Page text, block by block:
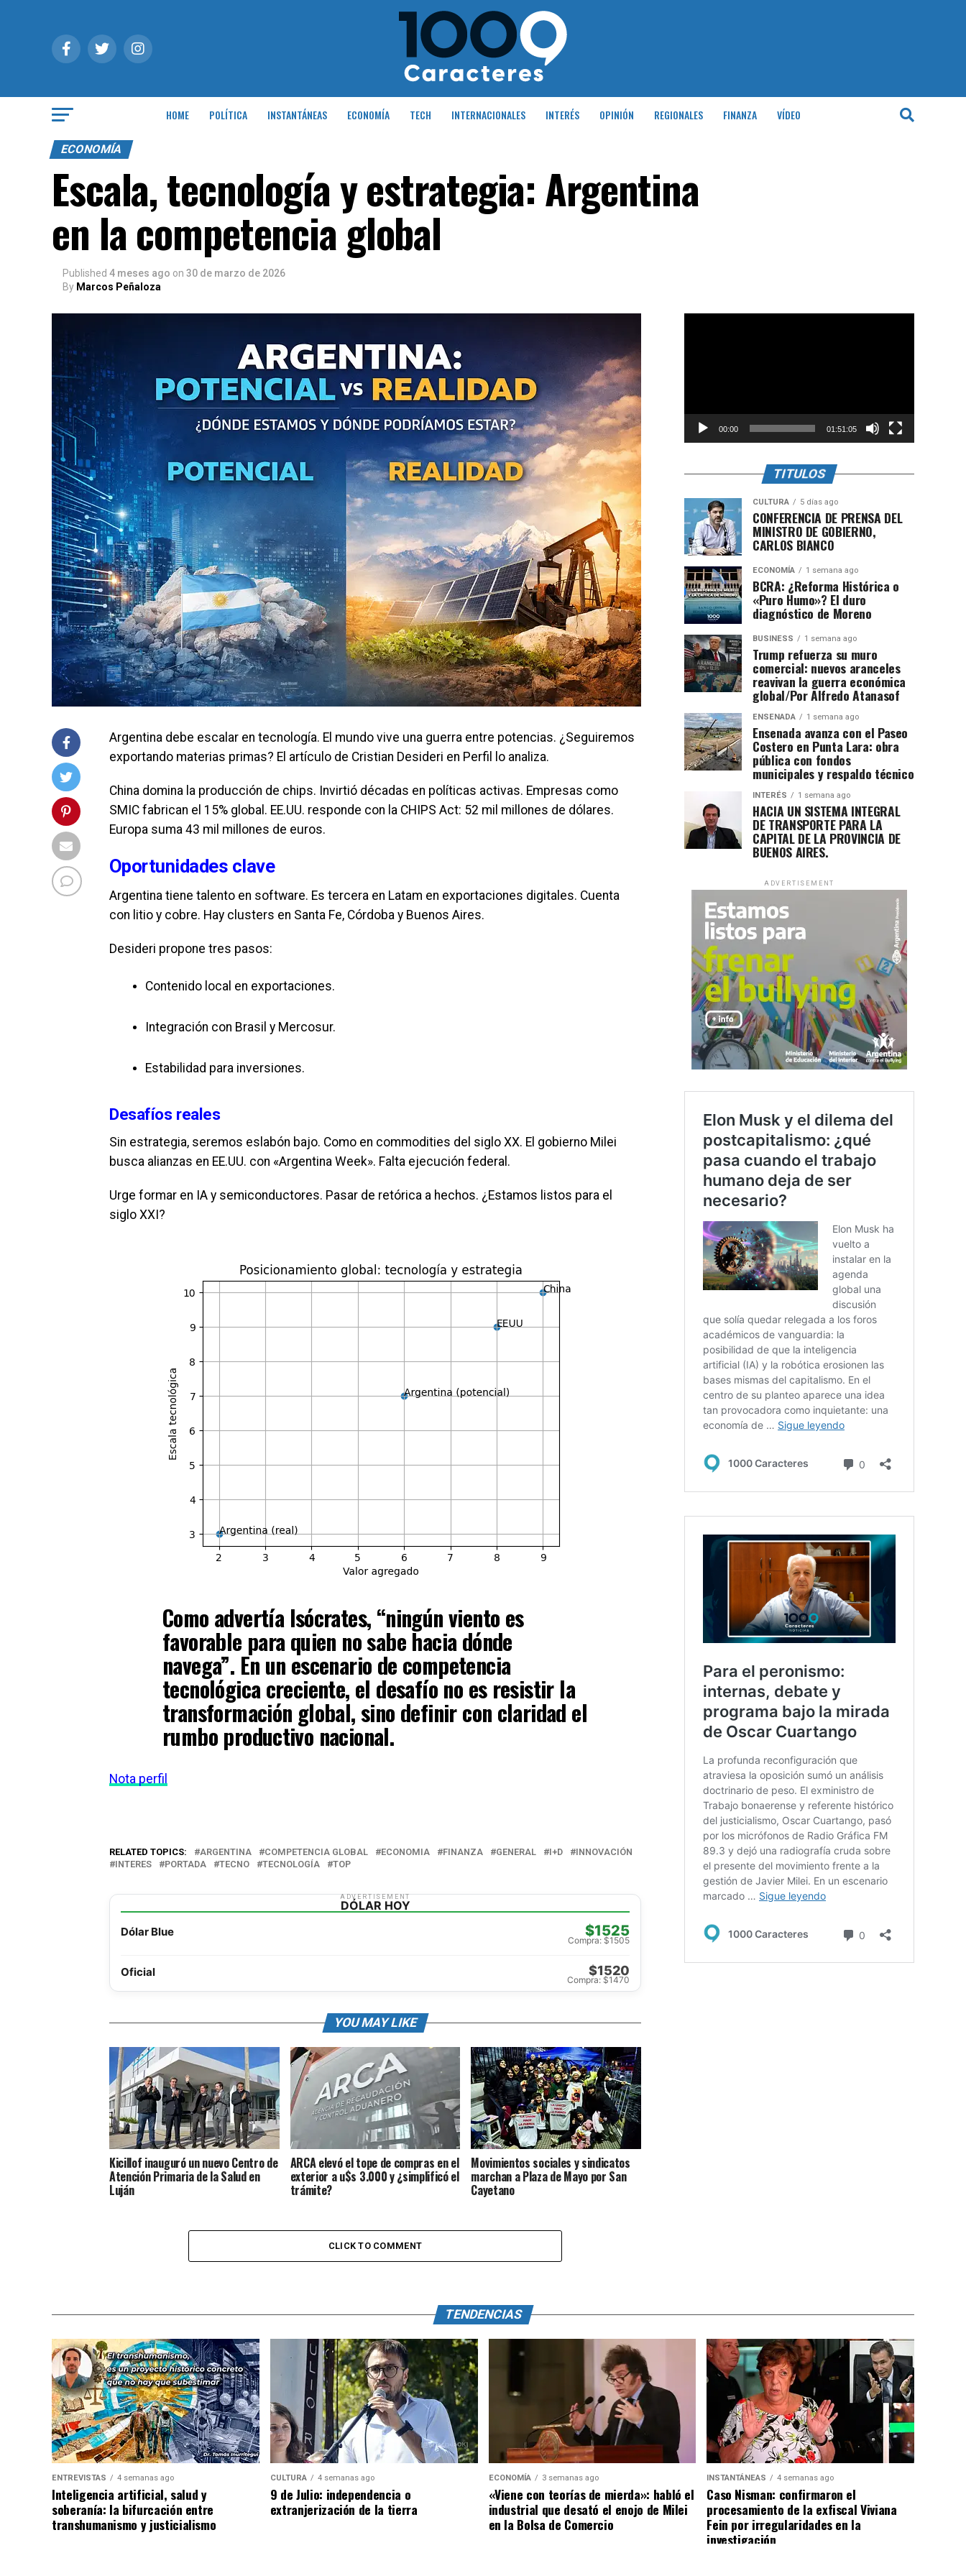
HOME POLÍTICA INSTANTÁNEAS ECONOMÍA TECH INTERNACIONALES INTERÉS OPINIÓN REGIONALES FINANZA VÍDEO
ECONOMÍA
Escala, tecnología y estrategia: Argentina
en la competencia global
Published 4 meses ago on 30 de marzo de 2026
By Marcos Peñaloza
Argentina debe escalar en tecnología. El mundo vive una guerra entre potencias. ¿Seguiremos
exportando materias primas? El artículo de Cristian Desideri en Perfil lo analiza.
China domina la producción de chips. Invirtió décadas en políticas activas. Empresas como
SMIC fabrican el 15% global. EE.UU. responde con la CHIPS Act: 52 mil millones de dólares.
Europa suma 43 mil millones de euros.
Oportunidades clave
Argentina tiene talento en software. Es tercera en Latam en exportaciones digitales. Cuenta
con litio y cobre. Hay clusters en Santa Fe, Córdoba y Buenos Aires.
Desideri propone tres pasos:
Contenido local en exportaciones.
Integración con Brasil y Mercosur.
Estabilidad para inversiones.
Desafíos reales
Sin estrategia, seremos eslabón bajo. Como en commodities del siglo XX. El gobierno Milei
busca alianzas en EE.UU. con «Argentina Week». Falta ejecución federal.
Urge formar en IA y semiconductores. Pasar de retórica a hechos. ¿Estamos listos para el
siglo XXI?
Como advertía Isócrates, “ningún viento es
favorable para quien no sabe hacia dónde
navega”. En un escenario de competencia
tecnológica creciente, el desafío no es resistir la
transformación global, sino definir con claridad el
rumbo productivo nacional.
Nota perfil
RELATED TOPICS: ARGENTINA COMPETENCIA GLOBAL ECONOMIA FINANZA GENERAL I+D
INNOVACIÓN
INTERES
PORTADA TECNO TECNOLOGÍA TOP
ADVERTISEMENT
DÓLAR HOY
Dólar Blue $1525
Compra: $1505
Oficial $1520
Compra: $1470
YOU MAY LIKE
Kicillof inauguró un nuevo Centro de
Atención Primaria de la Salud en
Luján
ARCA elevó el tope de compras en el
exterior a u$s 3.000 y ¿simplificó el
trámite?
Movimientos sociales y sindicatos
marchan a Plaza de Mayo por San
Cayetano
CLICK TO COMMENT
Reproductor
00:00 01:51:05
TITULOS
CULTURA 5 días ago
CONFERENCIA DE PRENSA DEL
MINISTRO DE GOBIERNO,
CARLOS BIANCO
ECONOMÍA 1 semana ago
BCRA: ¿Reforma Histórica o
«Puro Humo»? El duro
diagnóstico de Moreno
BUSINESS 1 semana ago
Trump refuerza su muro
comercial: nuevos aranceles
reavivan la guerra económica
global/Por Alfredo Atanasof
ENSENADA 1 semana ago
Ensenada avanza con el Paseo
Costero en Punta Lara: obra
pública con fondos
municipales y respaldo técnico
INTERÉS 1 semana ago
HACIA UN SISTEMA INTEGRAL
DE TRANSPORTE PARA LA
CAPITAL DE LA PROVINCIA DE
BUENOS AIRES.
ADVERTISEMENT
TENDENCIAS
ENTREVISTAS 4 semanas ago
Inteligencia artificial, salud y
soberanía: la bifurcación entre
transhumanismo y justicialismo
CULTURA 4 semanas ago
9 de Julio: independencia o
extranjerización de la tierra
ECONOMÍA 3 semanas ago
«Viene con teorías de mierda»: habló el
industrial que desató el enojo de Milei
en la Bolsa de Comercio
INSTANTÁNEAS 4 semanas ago
Caso Nisman: confirmaron el
procesamiento de la exfiscal Viviana
Fein por irregularidades en la
investigación